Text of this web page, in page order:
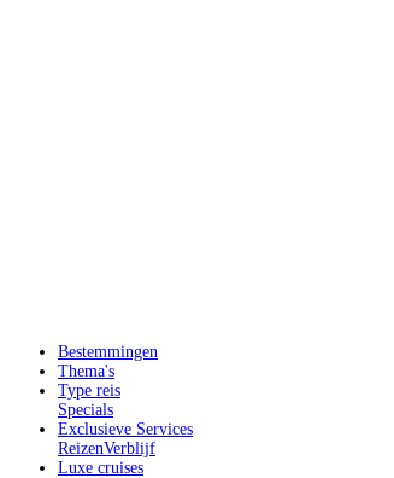
Bestemmingen
Thema's
Type reis
Specials
Exclusieve Services
ReizenVerblijf
Luxe cruises